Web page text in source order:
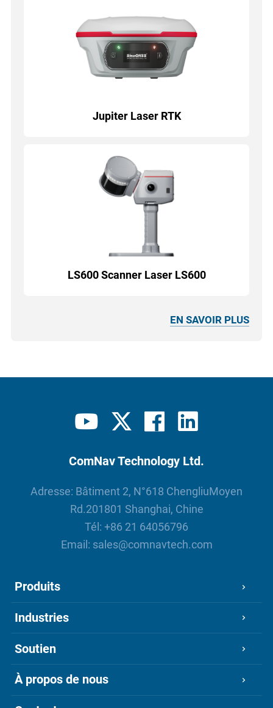
Jupiter Laser RTK
LS600 Scanner Laser LS600
EN SAVOIR PLUS
ComNav Technology Ltd.
Adresse: Bâtiment 2, N°618 ChengliuMoyen
Rd.201801 Shanghai, Chine
Tél: +86 21 64056796
Email: sales@comnavtech.com
Produits
Industries
Soutien
À propos de nous